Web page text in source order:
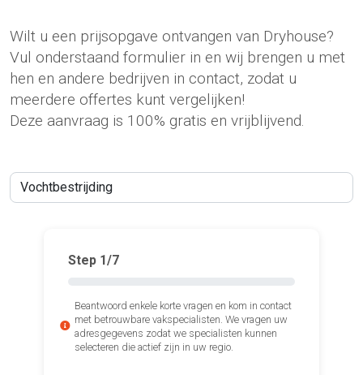
Wilt u een prijsopgave ontvangen van Dryhouse?
Vul onderstaand formulier in en wij brengen u met
hen en andere bedrijven in contact, zodat u
meerdere offertes kunt vergelijken!
Deze aanvraag is 100% gratis en vrijblijvend.
Step 1/7
Beantwoord enkele korte vragen en kom in contact
met betrouwbare vakspecialisten. We vragen uw
adresgegevens zodat we specialisten kunnen
selecteren die actief zijn in uw regio.